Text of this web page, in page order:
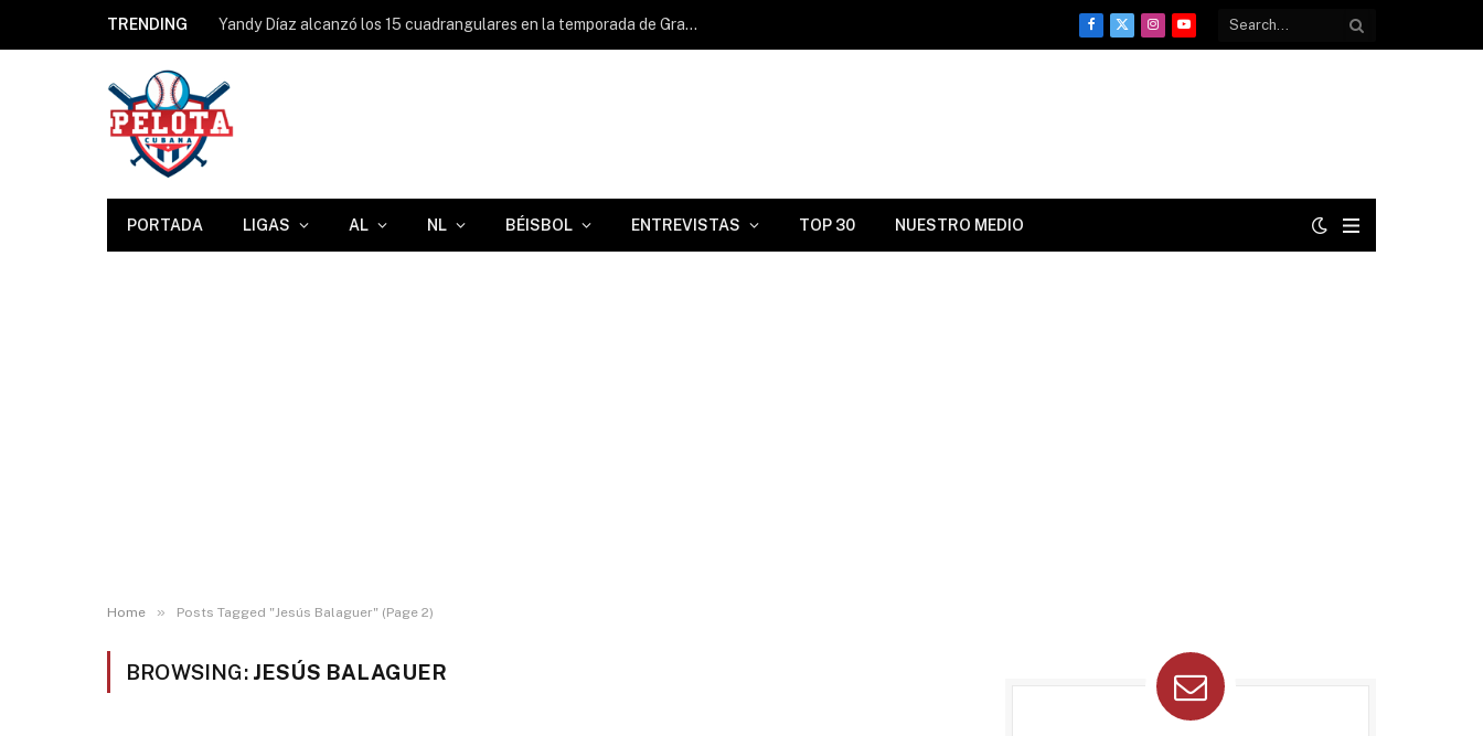
TRENDING Yandy Díaz alcanzó los 15 cuadrangulares en la temporada de Grandes Ligas
Facebook
X
InstagramYouTube
PORTADA LIGAS AL NL BÉISBOL ENTREVISTAS TOP 30 NUESTRO MEDIO
Home » Posts Tagged "Jesús Balaguer" (Page 2)
BROWSING: JESÚS BALAGUER